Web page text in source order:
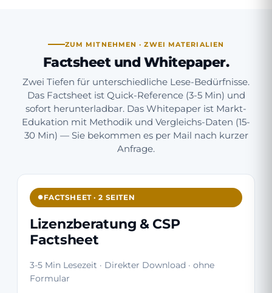
ZUM MITNEHMEN · ZWEI MATERIALIEN
Factsheet und Whitepaper.
Zwei Tiefen für unterschiedliche Lese-Bedürfnisse.
Das Factsheet ist Quick-Reference (3-5 Min) und
sofort herunterladbar. Das Whitepaper ist Markt-
Edukation mit Methodik und Vergleichs-Daten (15-
30 Min) — Sie bekommen es per Mail nach kurzer
Anfrage.
FACTSHEET · 2 SEITEN
Lizenzberatung & CSP
Factsheet
3-5 Min Lesezeit · Direkter Download · ohne
Formular